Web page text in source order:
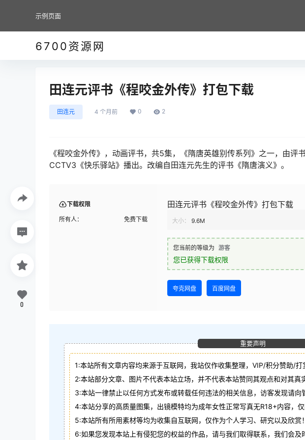
示例页面
6700资源网
田连元评书《程咬金外传》打包下载
田连元 4 个月前 0 2
《程咬金外传》，动画评书，共5集，《隋唐英雄别传系列》之一，由评
CCTV3《快乐驿站》播出。改编自田连元先生的评书《隋唐演义》。
下载权限
所有人： 免费下载
田连元评书《程咬金外传》打包下载
大小： 9.6M
您当前的等级为 游客
您已获得下载权限
夸克网盘 百度网盘
重要声明
1:本站所有文章内容均来源于互联网，我站仅作收集整理，VIP/积分赞助/打
2:本站部分文章、图片不代表本站立场，并不代表本站赞同其观点和对其真
3:本站一律禁止以任何方式发布或转载任何违法的相关信息，访客发现请向
4:本站分享的高质量图集，出镜模特均为成年女性正常写真无R18+内容，
5:本站所有所用素材等均为收集自互联网，仅作为个人学习、研究以及欣赏
6:如果您发现本站上有侵犯您的权益的作品，请与我们取得联系，我们会及
0